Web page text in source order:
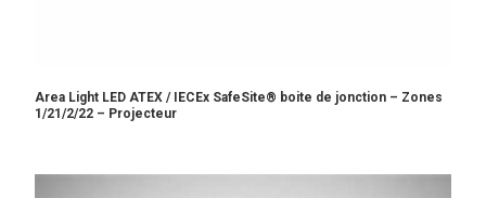
Area Light LED ATEX / IECEx SafeSite® boite de jonction – Zones
1/21/2/22 – Projecteur